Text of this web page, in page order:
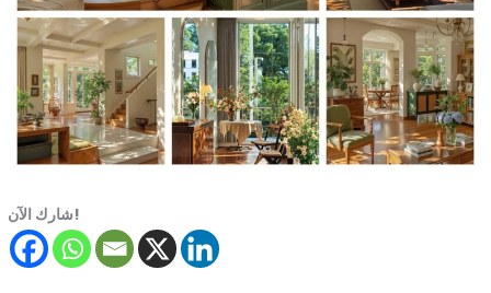
شارك الآن!